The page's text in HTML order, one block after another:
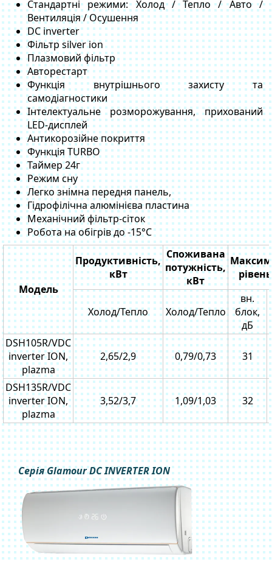
Стандартні режими: Холод / Тепло / Авто /
Вентиляція / Осушення
DC inverter
Фільтр silver ion
Плазмовий фільтр
Авторестарт
Функція внутрішнього захисту та
самодіагностики
Інтелектуальне розморожування, прихований
LED-дисплей
Антикорозійне покриття
Функція TURBO
Таймер 24г
Режим сну
Легко знімна передня панель,
Гідрофілічна алюмінієва пластина
Механічний фільтр-сіток
Робота на обігрів до -15°C
Модель
Продуктивність,
кВт
Споживана
потужність,
кВт
Холод/Тепло Холод/Тепло
вн.
блок,
дБ
DSH105R/VDC
inverter ION,
plazma
2,65/2,9 0,79/0,73 31
DSH135R/VDC
inverter ION,
plazma
3,52/3,7 1,09/1,03 32
Серія Glamour DC INVERTER ION